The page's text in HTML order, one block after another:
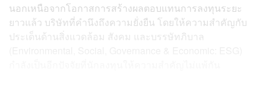
นอกเหนือจากโอกาสการสร้างผลตอบแทนการลงทุนระยะ
ยาวแล้ว บริษัทที่คำนึงถึงความยั่งยืน โดยให้ความสำคัญกับ
ประเด็นด้านสิ่งแวดล้อม สังคม และบรรษัทภิบาล